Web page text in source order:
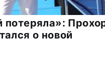
о новой